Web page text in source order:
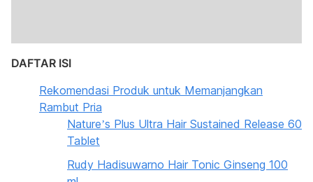
DAFTAR ISI
Rekomendasi Produk untuk Memanjangkan
Rambut Pria
Nature’s Plus Ultra Hair Sustained Release 60
Tablet
Rudy Hadisuwarno Hair Tonic Ginseng 100